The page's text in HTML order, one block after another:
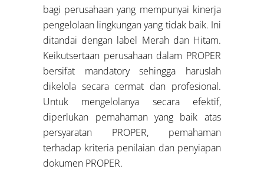
bagi perusahaan yang mempunyai kinerja
pengelolaan lingkungan yang tidak baik. Ini
ditandai dengan label Merah dan Hitam.
Keikutsertaan perusahaan dalam PROPER
bersifat mandatory sehingga haruslah
dikelola secara cermat dan profesional.
Untuk mengelolanya secara efektif,
diperlukan pemahaman yang baik atas
persyaratan PROPER, pemahaman
terhadap kriteria penilaian dan penyiapan
dokumen PROPER.